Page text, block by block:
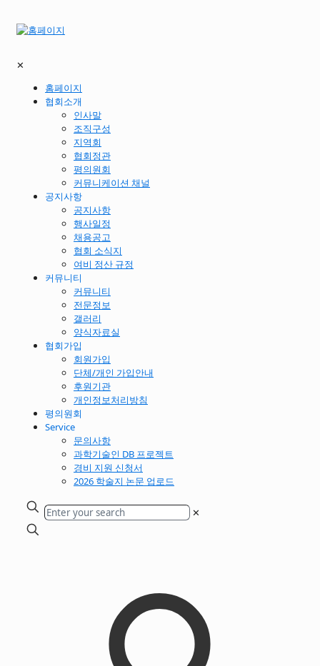
✕
홈페이지
협회소개
인사말
조직구성
지역회
협회정관
평의원회
커뮤니케이션 채널
공지사항
공지사항
행사일정
채용공고
협회 소식지
여비 정산 규정
커뮤니티
커뮤니티
전문정보
갤러리
양식자료실
협회가입
회원가입
단체/개인 가입안내
후원기관
개인정보처리방침
평의원회
Service
문의사항
과학기술인 DB 프로젝트
경비 지원 신청서
2026 학술지 논문 업로드
✕